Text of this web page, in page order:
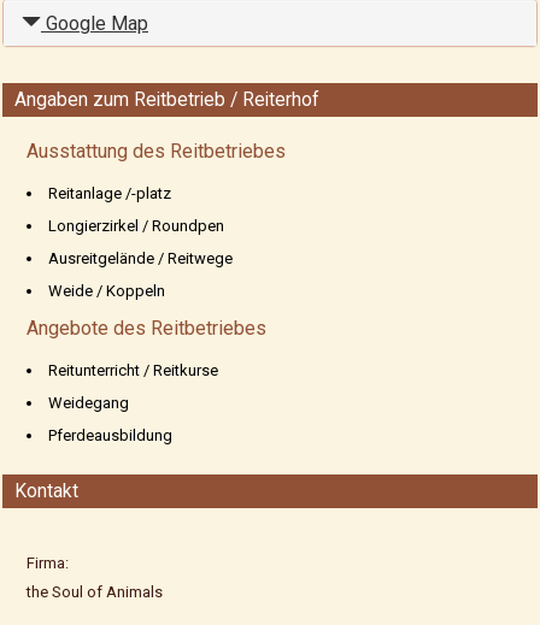
Google Map
Angaben zum Reitbetrieb / Reiterhof
Ausstattung des Reitbetriebes
Reitanlage /-platz
Longierzirkel / Roundpen
Ausreitgelände / Reitwege
Weide / Koppeln
Angebote des Reitbetriebes
Reitunterricht / Reitkurse
Weidegang
Pferdeausbildung
Kontakt
Firma:
the Soul of Animals